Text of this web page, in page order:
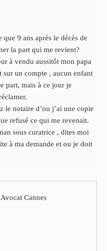
9 ans après le décès de
la part qui me revient?
à vendu aussitôt mon papa
sur un compte , aucun enfant
part, mais à ce jour je
le notaire d’ou j’ai une copie
refusé ce qui me revenait.
sous curatrice , dites moi
à ma demande et ou je doit
Cannes